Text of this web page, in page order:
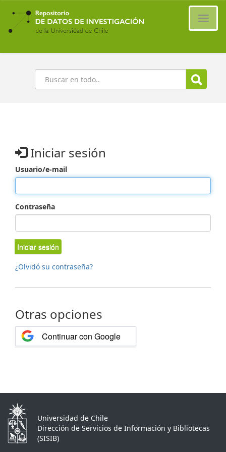
Ir
contenido
principal
Buscar
Iniciar sesión
Usuario/e-mail
Contraseña
Iniciar sesión
¿Olvidó su contraseña?
Otras opciones
Continuar con Google
Universidad de Chile
Dirección de Servicios de Información y Bibliotecas
(SISIB)